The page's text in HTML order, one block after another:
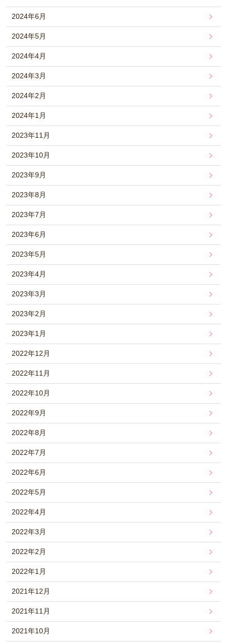
2024年6月
2024年5月
2024年4月
2024年3月
2024年2月
2024年1月
2023年11月
2023年10月
2023年9月
2023年8月
2023年7月
2023年6月
2023年5月
2023年4月
2023年3月
2023年2月
2023年1月
2022年12月
2022年11月
2022年10月
2022年9月
2022年8月
2022年7月
2022年6月
2022年5月
2022年4月
2022年3月
2022年2月
2022年1月
2021年12月
2021年11月
2021年10月